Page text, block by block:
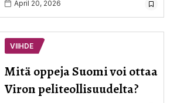
April 20, 2026
VIIHDE
Mitä oppeja Suomi voi ottaa
Viron peliteollisuudelta?